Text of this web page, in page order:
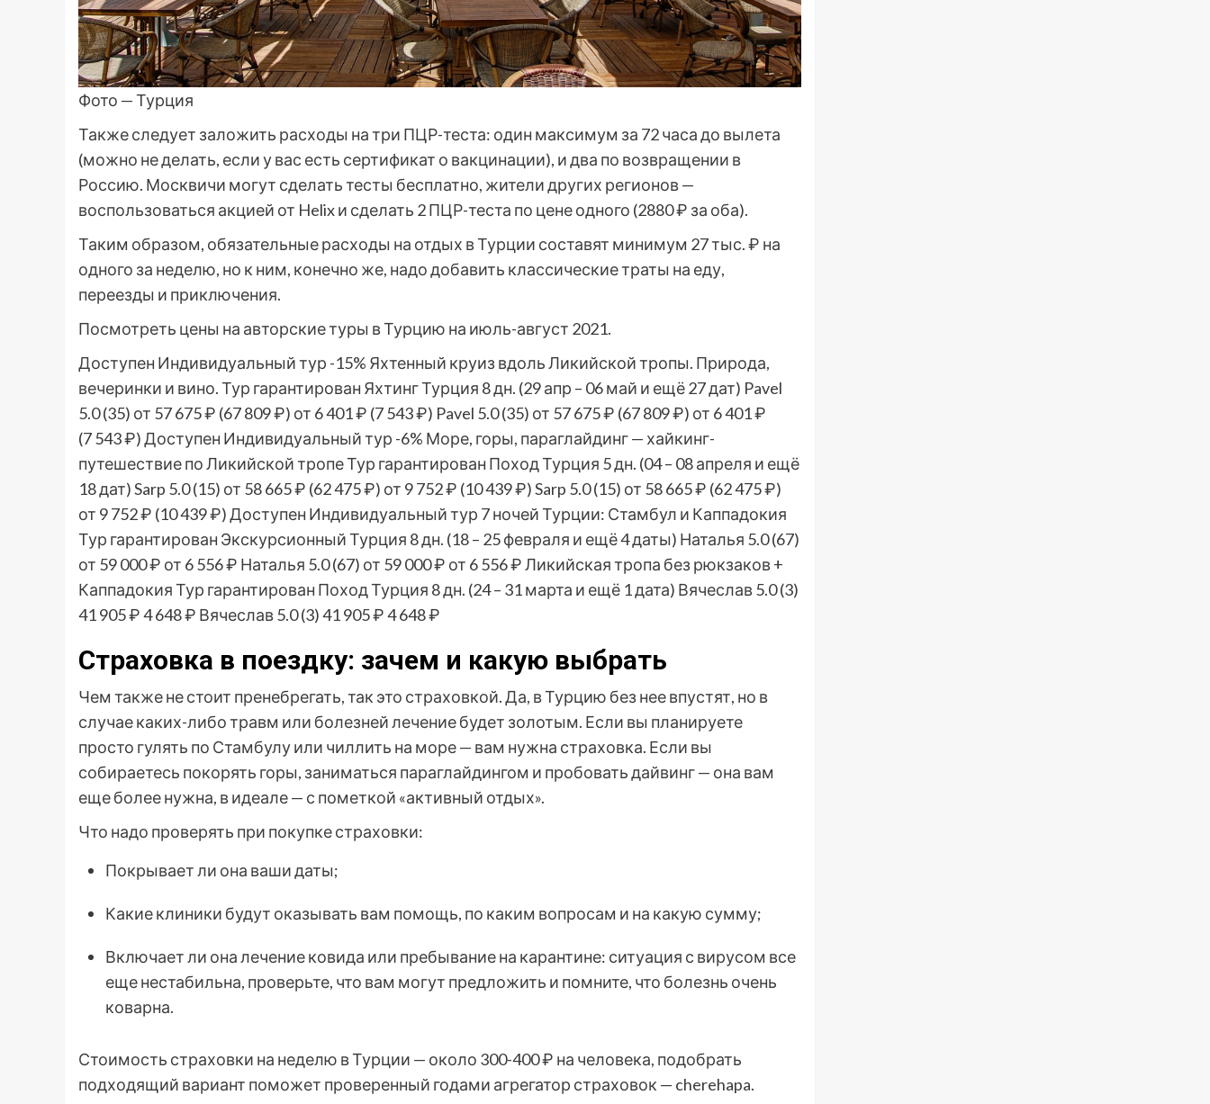
Фото — Турция
Также следует заложить расходы на три ПЦР-теста: один максимум за 72 часа до вылета
(можно не делать, если у вас есть сертификат о вакцинации), и два по возвращении в
Россию. Москвичи могут сделать тесты бесплатно, жители других регионов —
воспользоваться акцией от Helix и сделать 2 ПЦР-теста по цене одного (2880 ₽ за оба).
Таким образом, обязательные расходы на отдых в Турции составят минимум 27 тыс. ₽ на
одного за неделю, но к ним, конечно же, надо добавить классические траты на еду,
переезды и приключения.
Посмотреть цены на авторские туры в Турцию на июль-август 2021.
Доступен Индивидуальный тур -15% Яхтенный круиз вдоль Ликийской тропы. Природа,
вечеринки и вино. Тур гарантирован Яхтинг Турция 8 дн. (29 апр – 06 май и ещё 27 дат) Pavel
5.0(35) от 57 675 ₽ (67 809 ₽) от 6 401 ₽ (7 543 ₽) Pavel 5.0(35) от 57 675 ₽ (67 809 ₽) от 6 401 ₽
(7 543 ₽)Доступен Индивидуальный тур -6% Море, горы, параглайдинг — хайкинг-
путешествие по Ликийской тропе Тур гарантирован Поход Турция 5 дн. (04 – 08 апреля и ещё
18 дат)Sarp 5.0(15) от 58 665 ₽ (62 475 ₽) от 9 752 ₽ (10 439 ₽)Sarp 5.0(15) от 58 665 ₽ (62 475 ₽)
от 9 752 ₽ (10 439 ₽)Доступен Индивидуальный тур 7 ночей Турции: Стамбул и Каппадокия
Тур гарантирован Экскурсионный Турция 8 дн. (18 – 25 февраля и ещё 4 даты) Наталья 5.0(67)
от 59 000 ₽ от 6 556 ₽ Наталья 5.0(67) от 59 000 ₽ от 6 556 ₽Ликийская тропа без рюкзаков +
Каппадокия Тур гарантирован Поход Турция 8 дн. (24 – 31 марта и ещё 1 дата) Вячеслав 5.0(3)
41 905 ₽4 648 ₽ Вячеслав 5.0(3)41 905 ₽4 648 ₽
Страховка в поездку: зачем и какую выбрать
Чем также не стоит пренебрегать, так это страховкой. Да, в Турцию без нее впустят, но в
случае каких-либо травм или болезней лечение будет золотым. Если вы планируете
просто гулять по Стамбулу или чиллить на море — вам нужна страховка. Если вы
собираетесь покорять горы, заниматься параглайдингом и пробовать дайвинг — она вам
еще более нужна, в идеале — с пометкой «активный отдых».
Что надо проверять при покупке страховки:
Покрывает ли она ваши даты;
Какие клиники будут оказывать вам помощь, по каким вопросам и на какую сумму;
Включает ли она лечение ковида или пребывание на карантине: ситуация с вирусом все
еще нестабильна, проверьте, что вам могут предложить и помните, что болезнь очень
коварна.
Стоимость страховки на неделю в Турции — около 300-400 ₽ на человека, подобрать
подходящий вариант поможет проверенный годами агрегатор страховок — cherehapa.